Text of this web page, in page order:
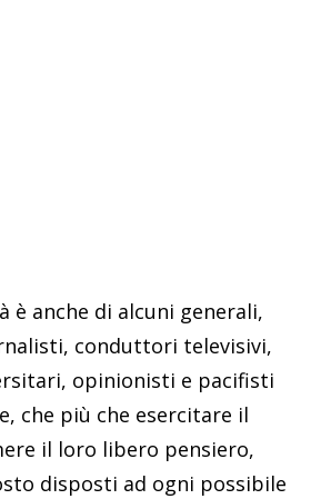
è anche di alcuni generali,
conduttori televisivi,
opinionisti e pacifisti
che più che esercitare il
il loro libero pensiero,
disposti ad ogni possibile